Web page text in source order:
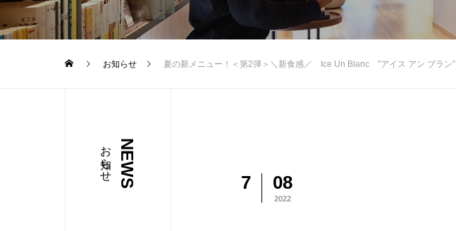
お知らせ 夏の新メニュー！＜第2弾＞＼新食感／ Ice Un Blanc ”アイス アン ブラン”
NEWS
お知らせ
7 08
2022